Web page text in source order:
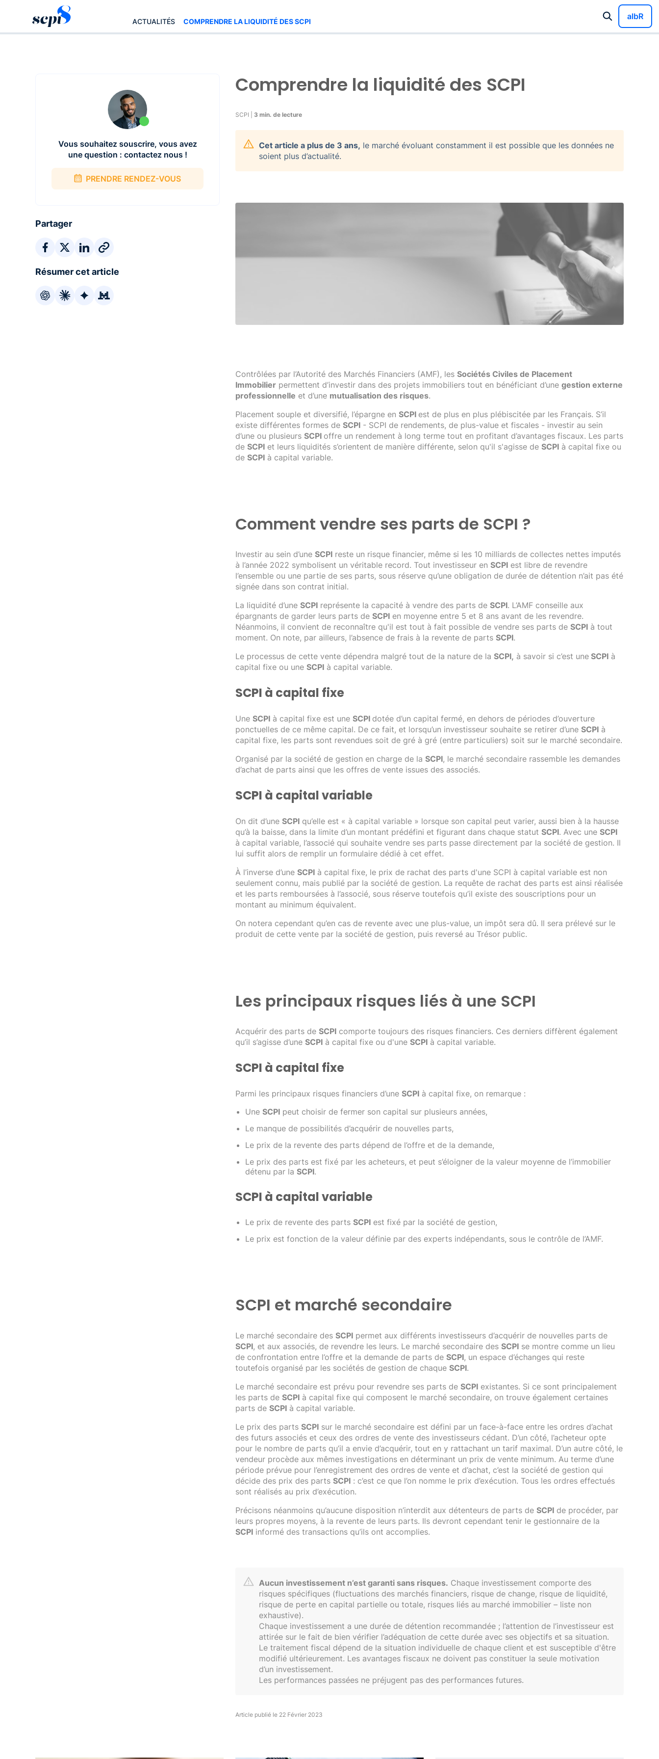
ACTUALITÉS COMPRENDRE LA LIQUIDITÉ DES SCPI albR
Vous souhaitez souscrire, vous avez
une question : contactez nous !
PRENDRE RENDEZ-VOUS
Partager
Résumer cet article
Comprendre la liquidité des SCPI
SCPI | 3 min. de lecture
Cet article a plus de 3 ans, le marché évoluant constamment il est possible que les données ne
soient plus d’actualité.
Contrôlées par l’Autorité des Marchés Financiers (AMF), les Sociétés Civiles de Placement
Immobilier permettent d’investir dans des projets immobiliers tout en bénéficiant d’une gestion externe
professionnelle et d’une mutualisation des risques.
Placement souple et diversifié, l’épargne en SCPI est de plus en plus plébiscitée par les Français. S’il
existe différentes formes de SCPI - SCPI de rendements, de plus-value et fiscales - investir au sein
d’une ou plusieurs SCPI offre un rendement à long terme tout en profitant d’avantages fiscaux. Les parts
de SCPI et leurs liquidités s’orientent de manière différente, selon qu'il s'agisse de SCPI à capital fixe ou
de SCPI à capital variable.
Comment vendre ses parts de SCPI ?
Investir au sein d’une SCPI reste un risque financier, même si les 10 milliards de collectes nettes imputés
à l’année 2022 symbolisent un véritable record. Tout investisseur en SCPI est libre de revendre
l’ensemble ou une partie de ses parts, sous réserve qu’une obligation de durée de détention n’ait pas été
signée dans son contrat initial.
La liquidité d’une SCPI représente la capacité à vendre des parts de SCPI. L’AMF conseille aux
épargnants de garder leurs parts de SCPI en moyenne entre 5 et 8 ans avant de les revendre.
Néanmoins, il convient de reconnaître qu'il est tout à fait possible de vendre ses parts de SCPI à tout
moment. On note, par ailleurs, l’absence de frais à la revente de parts SCPI.
Le processus de cette vente dépendra malgré tout de la nature de la SCPI, à savoir si c’est une SCPI à
capital fixe ou une SCPI à capital variable.
SCPI à capital fixe
Une SCPI à capital fixe est une SCPI dotée d’un capital fermé, en dehors de périodes d’ouverture
ponctuelles de ce même capital. De ce fait, et lorsqu’un investisseur souhaite se retirer d’une SCPI à
capital fixe, les parts sont revendues soit de gré à gré (entre particuliers) soit sur le marché secondaire.
Organisé par la société de gestion en charge de la SCPI, le marché secondaire rassemble les demandes
d’achat de parts ainsi que les offres de vente issues des associés.
SCPI à capital variable
On dit d’une SCPI qu’elle est « à capital variable » lorsque son capital peut varier, aussi bien à la hausse
qu’à la baisse, dans la limite d’un montant prédéfini et figurant dans chaque statut SCPI. Avec une SCPI
à capital variable, l’associé qui souhaite vendre ses parts passe directement par la société de gestion. Il
lui suffit alors de remplir un formulaire dédié à cet effet.
À l’inverse d’une SCPI à capital fixe, le prix de rachat des parts d'une SCPI à capital variable est non
seulement connu, mais publié par la société de gestion. La requête de rachat des parts est ainsi réalisée
et les parts remboursées à l’associé, sous réserve toutefois qu’il existe des souscriptions pour un
montant au minimum équivalent.
On notera cependant qu’en cas de revente avec une plus-value, un impôt sera dû. Il sera prélevé sur le
produit de cette vente par la société de gestion, puis reversé au Trésor public.
Les principaux risques liés à une SCPI
Acquérir des parts de SCPI comporte toujours des risques financiers. Ces derniers diffèrent également
qu’il s’agisse d’une SCPI à capital fixe ou d'une SCPI à capital variable.
SCPI à capital fixe
Parmi les principaux risques financiers d’une SCPI à capital fixe, on remarque :
Une SCPI peut choisir de fermer son capital sur plusieurs années,
Le manque de possibilités d’acquérir de nouvelles parts,
Le prix de la revente des parts dépend de l’offre et de la demande,
Le prix des parts est fixé par les acheteurs, et peut s’éloigner de la valeur moyenne de l’immobilier
détenu par la SCPI.
SCPI à capital variable
Le prix de revente des parts SCPI est fixé par la société de gestion,
Le prix est fonction de la valeur définie par des experts indépendants, sous le contrôle de l’AMF.
SCPI et marché secondaire
Le marché secondaire des SCPI permet aux différents investisseurs d’acquérir de nouvelles parts de
SCPI, et aux associés, de revendre les leurs. Le marché secondaire des SCPI se montre comme un lieu
de confrontation entre l’offre et la demande de parts de SCPI, un espace d’échanges qui reste
toutefois organisé par les sociétés de gestion de chaque SCPI.
Le marché secondaire est prévu pour revendre ses parts de SCPI existantes. Si ce sont principalement
les parts de SCPI à capital fixe qui composent le marché secondaire, on trouve également certaines
parts de SCPI à capital variable.
Le prix des parts SCPI sur le marché secondaire est défini par un face-à-face entre les ordres d’achat
des futurs associés et ceux des ordres de vente des investisseurs cédant. D’un côté, l’acheteur opte
pour le nombre de parts qu’il a envie d’acquérir, tout en y rattachant un tarif maximal. D’un autre côté, le
vendeur procède aux mêmes investigations en déterminant un prix de vente minimum. Au terme d’une
période prévue pour l’enregistrement des ordres de vente et d’achat, c’est la société de gestion qui
décide des prix des parts SCPI : c’est ce que l’on nomme le prix d’exécution. Tous les ordres effectués
sont réalisés au prix d’exécution.
Précisons néanmoins qu’aucune disposition n’interdit aux détenteurs de parts de SCPI de procéder, par
leurs propres moyens, à la revente de leurs parts. Ils devront cependant tenir le gestionnaire de la
SCPI informé des transactions qu’ils ont accomplies.
Aucun investissement n’est garanti sans risques. Chaque investissement comporte des
risques spécifiques (fluctuations des marchés financiers, risque de change, risque de liquidité,
risque de perte en capital partielle ou totale, risques liés au marché immobilier – liste non
exhaustive).
Chaque investissement a une durée de détention recommandée ; l’attention de l’investisseur est
attirée sur le fait de bien vérifier l’adéquation de cette durée avec ses objectifs et sa situation.
Le traitement fiscal dépend de la situation individuelle de chaque client et est susceptible d'être
modifié ultérieurement. Les avantages fiscaux ne doivent pas constituer la seule motivation
d’un investissement.
Les performances passées ne préjugent pas des performances futures.
Article publié le 22 Février 2023